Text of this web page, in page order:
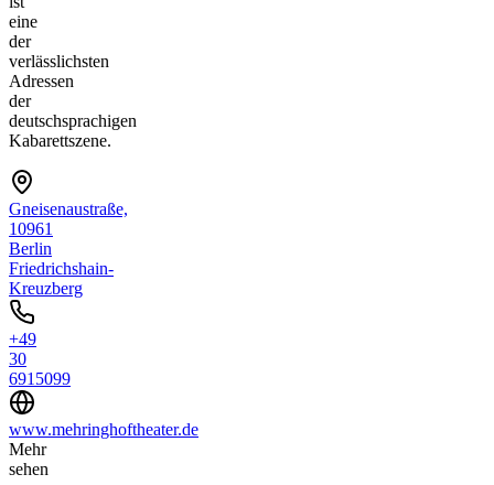
eine
der
verlässlichsten
Adressen
der
deutschsprachigen
Kabarettszene.
Gneisenaustraße,
10961
Berlin
Friedrichshain-
Kreuzberg
+49
30
6915099
www.mehringhoftheater.de
Mehr
sehen